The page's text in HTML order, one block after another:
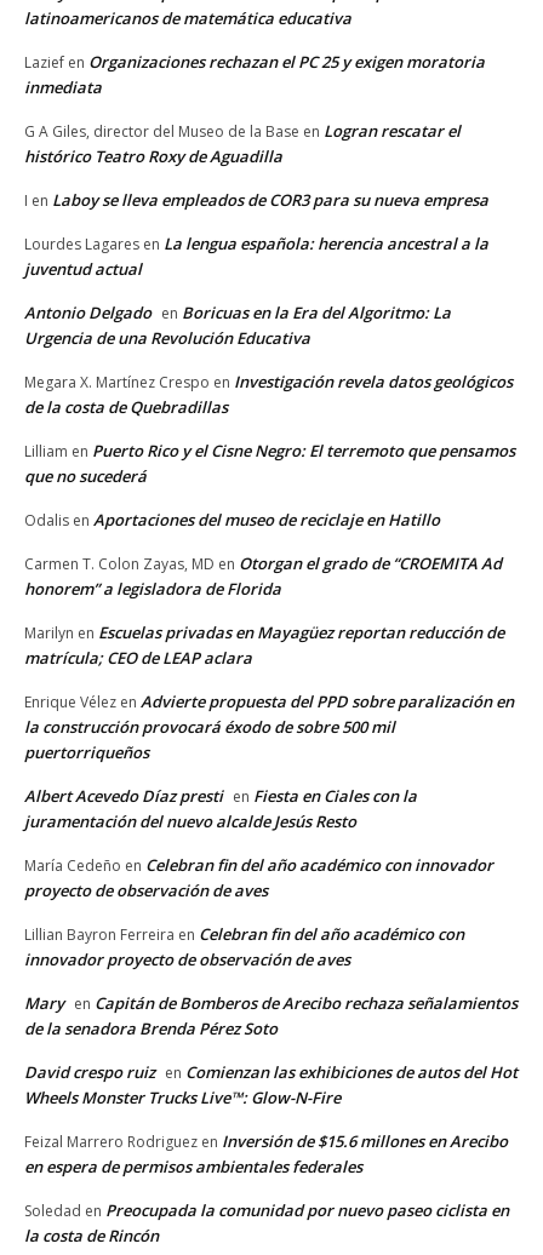
latinoamericanos de matemática educativa
Lazief en Organizaciones rechazan el PC 25 y exigen moratoria
inmediata
G A Giles, director del Museo de la Base en Logran rescatar el
histórico Teatro Roxy de Aguadilla
I en Laboy se lleva empleados de COR3 para su nueva empresa
Lourdes Lagares en La lengua española: herencia ancestral a la
juventud actual
Antonio Delgado en Boricuas en la Era del Algoritmo: La
Urgencia de una Revolución Educativa
Megara X. Martínez Crespo en Investigación revela datos geológicos
de la costa de Quebradillas
Lilliam en Puerto Rico y el Cisne Negro: El terremoto que pensamos
que no sucederá
Odalis en Aportaciones del museo de reciclaje en Hatillo
Carmen T. Colon Zayas, MD en Otorgan el grado de “CROEMITA Ad
honorem” a legisladora de Florida
Marilyn en Escuelas privadas en Mayagüez reportan reducción de
matrícula; CEO de LEAP aclara
Enrique Vélez en Advierte propuesta del PPD sobre paralización en
la construcción provocará éxodo de sobre 500 mil
puertorriqueños
Albert Acevedo Díaz presti en Fiesta en Ciales con la
juramentación del nuevo alcalde Jesús Resto
María Cedeño en Celebran fin del año académico con innovador
proyecto de observación de aves
Lillian Bayron Ferreira en Celebran fin del año académico con
innovador proyecto de observación de aves
Mary en Capitán de Bomberos de Arecibo rechaza señalamientos
de la senadora Brenda Pérez Soto
David crespo ruiz en Comienzan las exhibiciones de autos del Hot
Wheels Monster Trucks Live™: Glow-N-Fire
Feizal Marrero Rodriguez en Inversión de $15.6 millones en Arecibo
en espera de permisos ambientales federales
Soledad en Preocupada la comunidad por nuevo paseo ciclista en
la costa de Rincón